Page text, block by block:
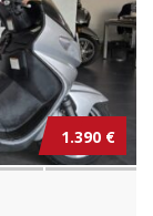
1.390 €